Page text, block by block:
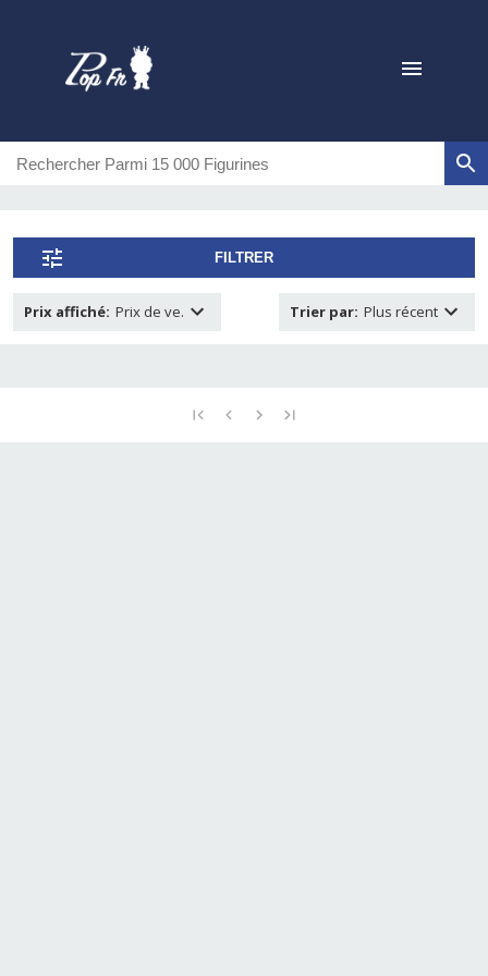
FILTRER
Prix affiché: Prix de ve. Trier par: Plus récent